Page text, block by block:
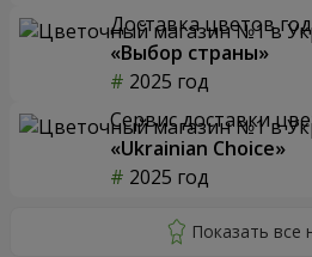
Доставка цветов
«Выбор страны»
2025 год
Сервис доставки
«Ukrainian Choice»
2025 год